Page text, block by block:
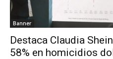
Banner
Destaca Claudia
58% en homicidios